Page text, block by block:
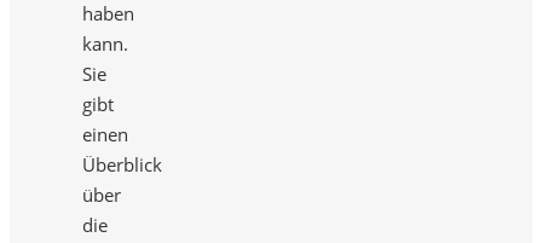
haben
kann.
Sie
gibt
einen
Überblick
über
die